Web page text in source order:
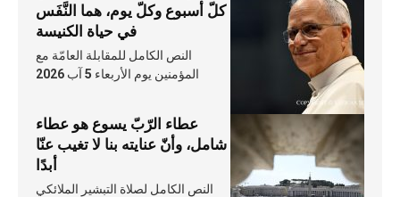
كلّ أسبوع وكلّ يوم، هما النَّفَس
في حياة الكنيسة
النص الكامل للمقابلة العامّة مع
المؤمنين يوم الأربعاء 5 آب 2026
عطاء الرّبّ يسوع هو عطاء
شامل، وأنّ عنايته بنا لا تغيب عنّا
أبدًا
النص الكامل لصلاة التبشير الملائكي